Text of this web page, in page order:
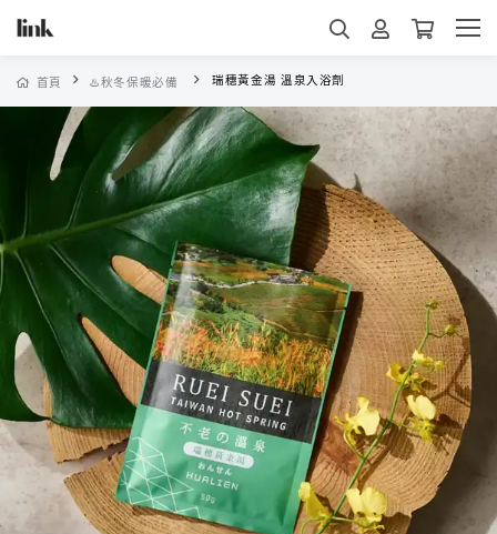
首頁 ♨️秋冬保暖必備 瑞穗黃金湯 溫泉入浴劑